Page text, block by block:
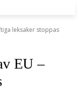
leksaker stoppas
EU –